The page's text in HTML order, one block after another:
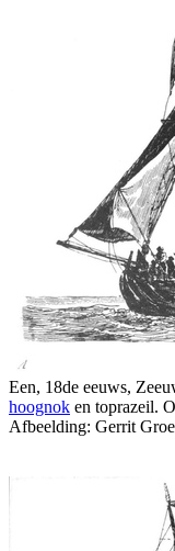
Een, 18de eeuws,
hoognok en toprazeil.
Afbeelding: Gerrit